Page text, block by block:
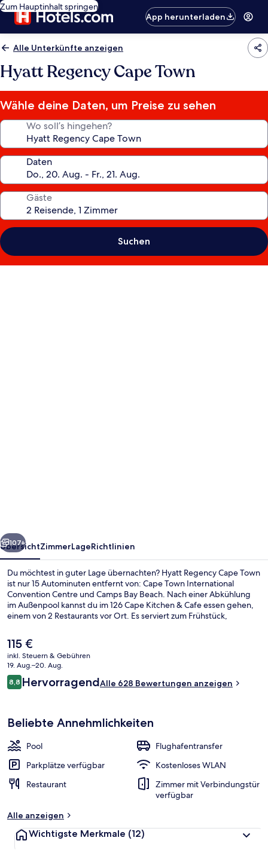
Zum Hauptinhalt springen
App herunterladen
Alle Unterkünfte anzeigen
Hyatt Regency Cape Town
Wähle deine Daten, um Preise zu sehen
Wo soll’s hingehen?
Daten
Gäste
Suchen
Weiter
107+
ÜbersichtZimmerLageRichtlinien
Du möchtest in guter Lage übernachten? Hyatt Regency Cape Town
ist nur 15 Autominuten entfernt von: Cape Town International
Convention Centre und Camps Bay Beach. Nach einer Abkühlung
im Außenpool kannst du im 126 Cape Kitchen & Cafe essen gehen,
einem von 2 Restaurants vor Ort. Es serviert zum Frühstück,
Highlights bietet dieses Hotel im luxuriösen Stil eine Poolbar, einen
rund um die Uhr geöffneten Fitnessbereich und einen
Fitnessbereich. Andere Reisende haben viel Gutes über das
hilfsbereite Personal zu berichten.
Der
aktuelle
Preis
beträgt
115 €.
115 €
inkl. Steuern & Gebühren
19. Aug.–20. Aug.
Bewertungen
8,88,8 von 10.
HervorragendAlle 628 Bewertungen anzeigen
Beliebte Annehmlichkeiten
Pool
Flughafentransfer
Parkplätze verfügbar
Kostenloses WLAN
Restaurant
Zimmer mit Verbindungstür
verfügbar
Alle anzeigen
Wichtigste Merkmale (12)